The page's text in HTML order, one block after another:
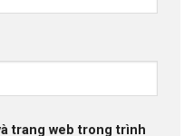
trang web trong trình